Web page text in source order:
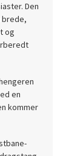
Den
brede,
og
en
kommer